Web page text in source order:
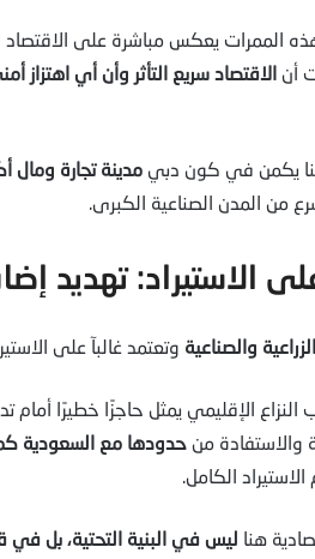
يعكس مباشرة على الاقتصاد
أن الاقتصاد سريع التأثر وأن أي
يكمن في كون دبي مدينة تجارة ومال
من المدن الصناعية الكبرى.
والصناعية وتعتمد غالبآ على
النزاع الإقليمي يمثل حاجزًا خطيرًا أمام
والاستفادة من حدودها مع السعودية
الكامل.
هنا ليس في البنية التحتية، بل في